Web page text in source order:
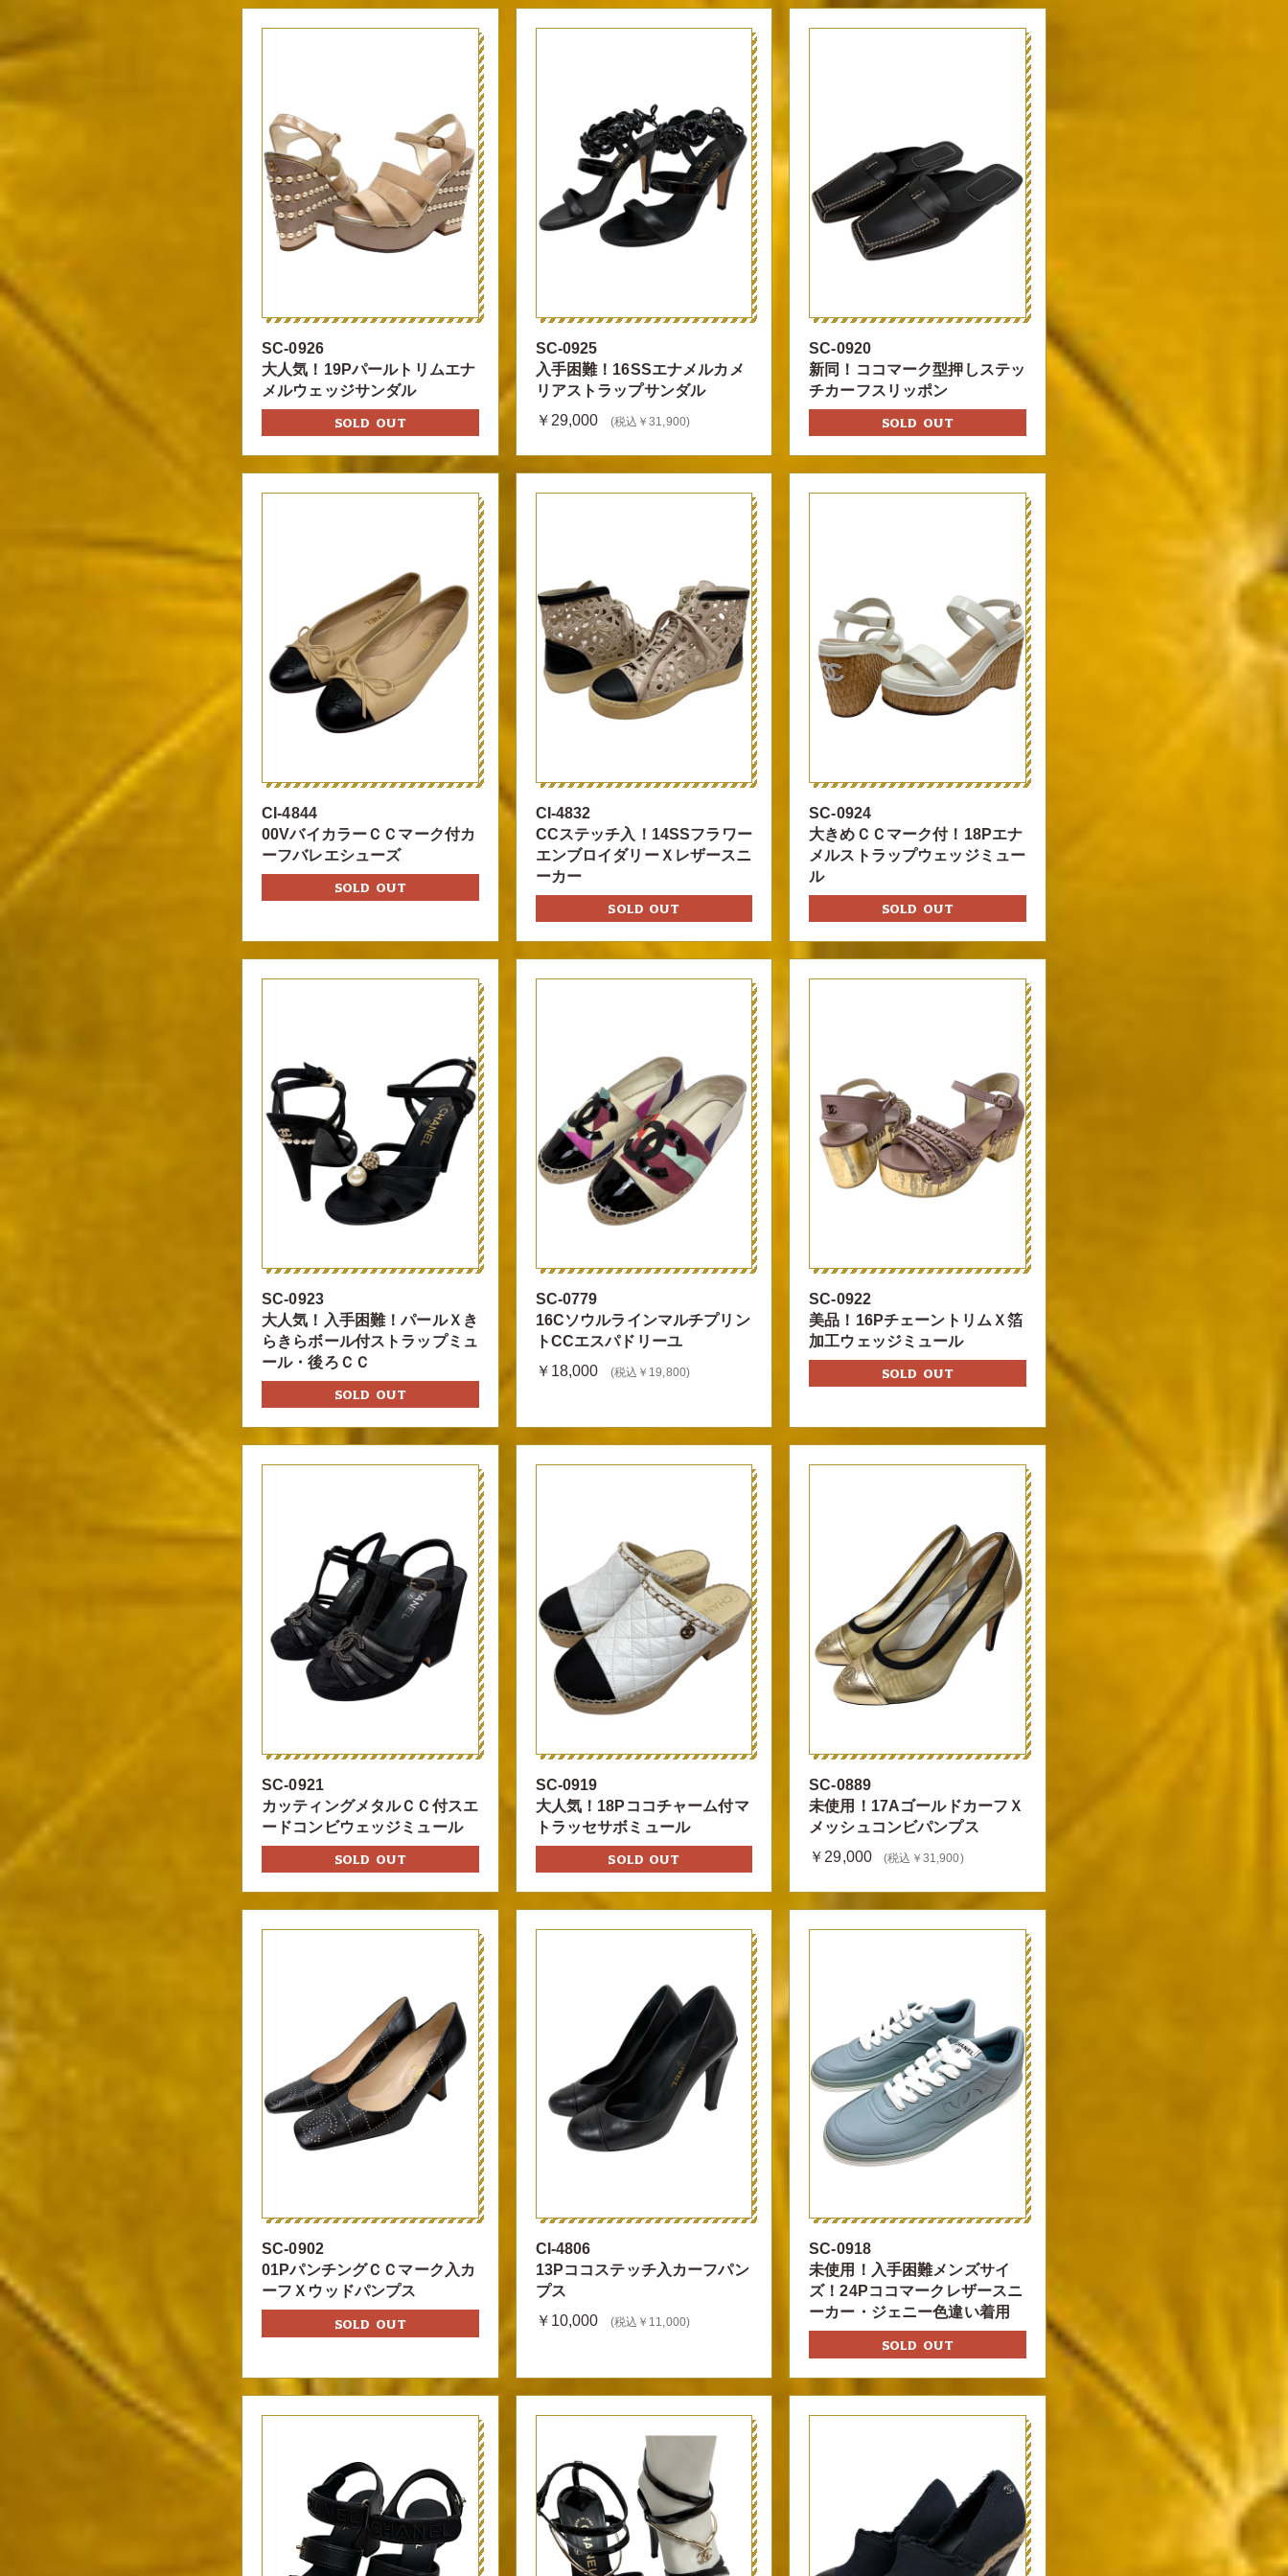
SC-0926
大人気！19Pパールトリムエナ
メルウェッジサンダル
SOLD OUT
SC-0925
入手困難！16SSエナメルカメ
リアストラップサンダル
￥29,000
(税込￥31,900)
SC-0920
新同！ココマーク型押しステッ
チカーフスリッポン
SOLD OUT
CI-4844
00VバイカラーＣＣマーク付カ
ーフバレエシューズ
SOLD OUT
CI-4832
CCステッチ入！14SSフラワー
エンブロイダリーＸレザースニ
ーカー
SOLD OUT
SC-0924
大きめＣＣマーク付！18Pエナ
メルストラップウェッジミュー
ル
SOLD OUT
SC-0923
大人気！入手困難！パールＸき
らきらボール付ストラップミュ
ール・後ろＣＣ
SOLD OUT
SC-0779
16Cソウルラインマルチプリン
トCCエスパドリーユ
￥18,000
(税込￥19,800)
SC-0922
美品！16PチェーントリムＸ箔
加工ウェッジミュール
SOLD OUT
SC-0921
カッティングメタルＣＣ付スエ
ードコンビウェッジミュール
SOLD OUT
SC-0919
大人気！18Pココチャーム付マ
トラッセサボミュール
SOLD OUT
SC-0889
未使用！17AゴールドカーフＸ
メッシュコンビパンプス
￥29,000
(税込￥31,900)
SC-0902
01PパンチングＣＣマーク入カ
ーフＸウッドパンプス
SOLD OUT
CI-4806
13Pココステッチ入カーフパン
プス
￥10,000
(税込￥11,000)
SC-0918
未使用！入手困難メンズサイ
ズ！24Pココマークレザースニ
ーカー・ジェニー色違い着用
SOLD OUT